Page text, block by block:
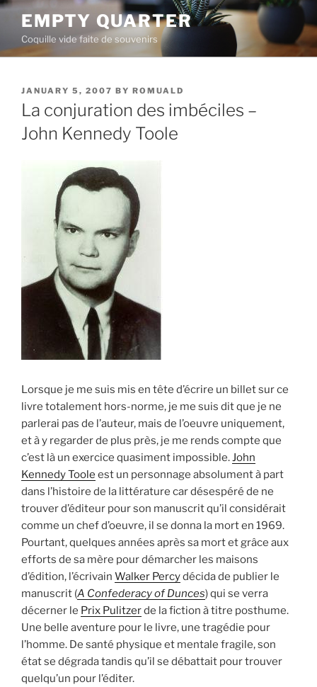
Skip
content
EMPTY QUARTER
Coquille vide faite de souvenirs
POSTED
ON
JANUARY 5, 2007 BY ROMUALD
La conjuration des imbéciles –
John Kennedy Toole
Lorsque je me suis mis en tête d’écrire un billet sur ce
livre totalement hors-norme, je me suis dit que je ne
parlerai pas de l’auteur, mais de l’oeuvre uniquement,
et à y regarder de plus près, je me rends compte que
c’est là un exercice quasiment impossible.John
Kennedy Toole est un personnage absolument à part
dans l’histoire de la littérature car désespéré de ne
trouver d’éditeur pour son manuscrit qu’il considérait
comme un chef d’oeuvre, il se donna la mort en 1969.
Pourtant, quelques années après sa mort et grâce aux
efforts de sa mère pour démarcher les maisons
d’édition, l’écrivain Walker Percydécida de publier le
manuscrit (A Confederacy of Dunces) qui se verra
décerner le Prix Pulitzerde la fiction à titre posthume.
Une belle aventure pour le livre, une tragédie pour
l’homme. De santé physique et mentale fragile, son
état se dégrada tandis qu’il se débattait pour trouver
quelqu’un pour l’éditer.